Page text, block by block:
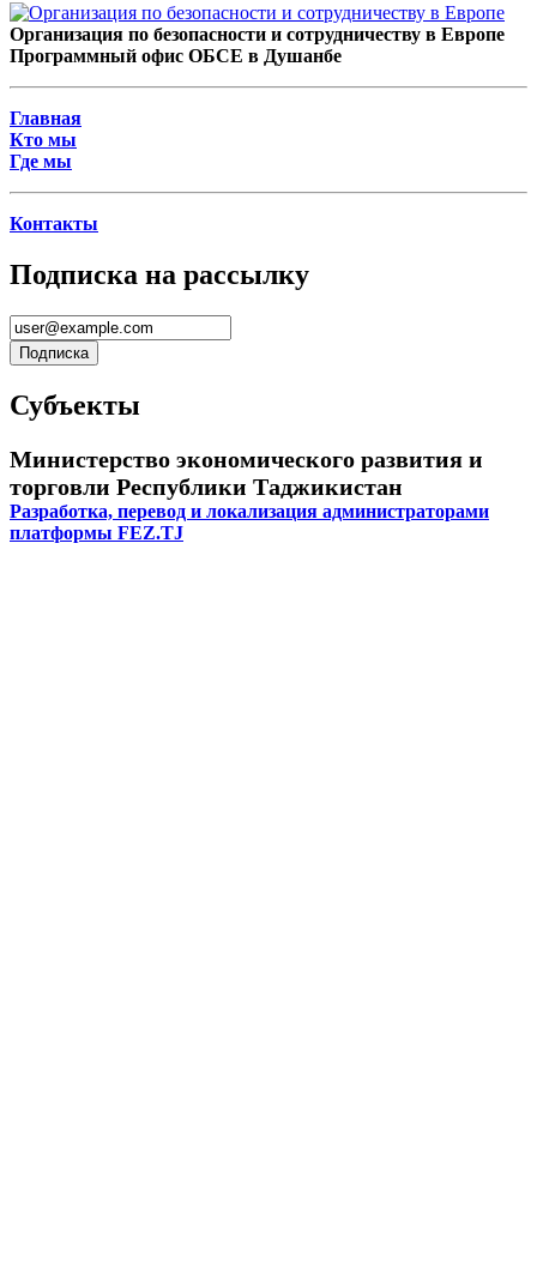
Организация по безопасности и сотрудничеству в Европе
Программный офис ОБСЕ в Душанбе
Главная
Кто мы
Где мы
Контакты
Подписка на рассылку
Субъекты
Министерство экономического развития и
торговли Республики Таджикистан
Разработка, перевод и локализация администраторами
платформы FEZ.TJ